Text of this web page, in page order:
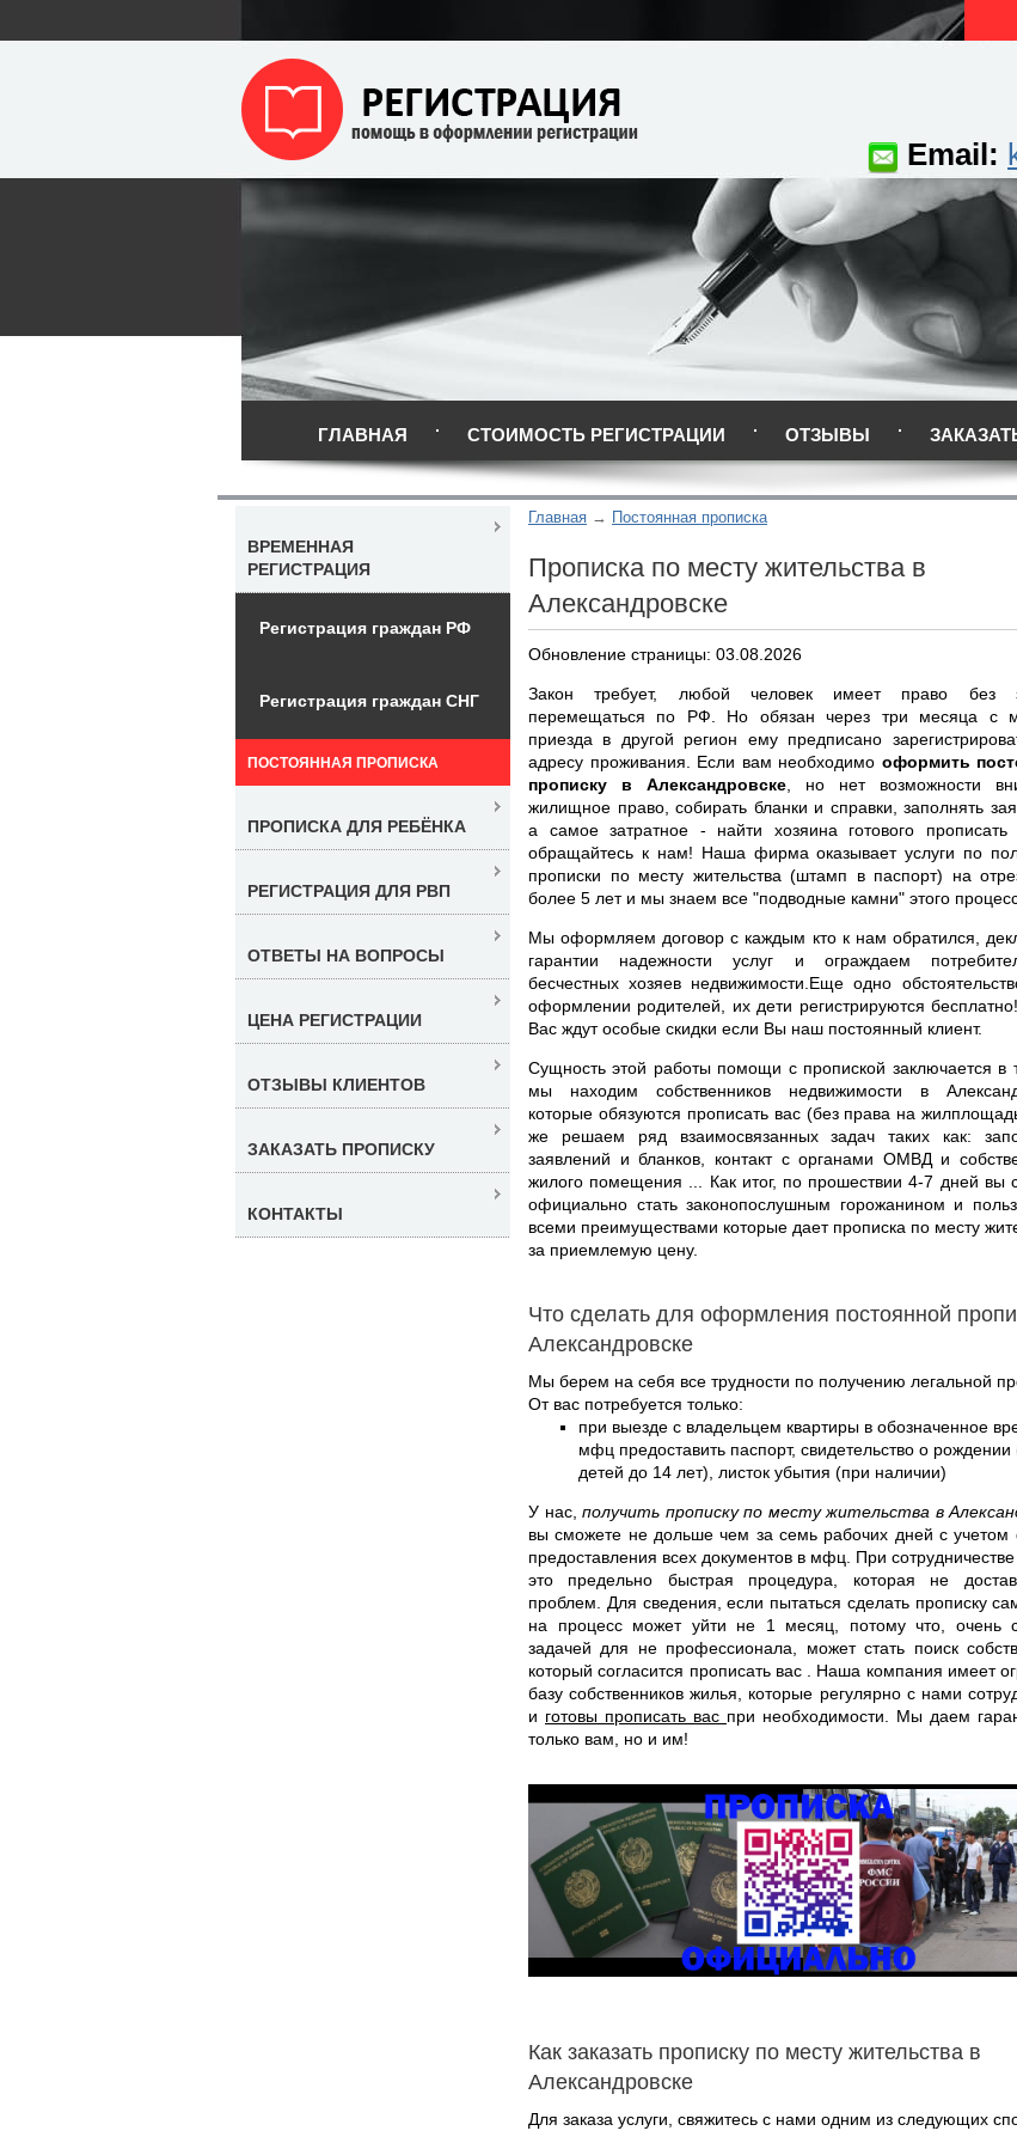
Email:
ГЛАВНАЯ СТОИМОСТЬ РЕГИСТРАЦИИ ОТЗЫВЫ
Главная Постоянная прописка
Прописка по месту жительства в
Александровске
Обновление страницы: 03.08.2026
Закон требует, любой человек имеет право без
перемещаться по РФ. Но обязан через три месяца с
приезда в другой регион ему предписано
адресу проживания. Если вам необходимо оформить
прописку в Александровске , но нет возможности
жилищное право, собирать бланки и справки, заполнять
а самое затратное - найти хозяина готового прописать
обращайтесь к нам! Наша фирма оказывает услуги по
прописки по месту жительства (штамп в паспорт) на
более 5 лет и мы знаем все "подводные камни" этого
Мы оформляем договор с каждым кто к нам обратился,
гарантии надежности услуг и ограждаем
бесчестных хозяев недвижимости.Еще одно
оформлении родителей, их дети регистрируются
Вас ждут особые скидки если Вы наш постоянный клиент.
Сущность этой работы помощи с пропиской заключается в
мы находим собственников недвижимости в
которые обязуются прописать вас (без права на
же решаем ряд взаимосвязанных задач таких как:
заявлений и бланков, контакт с органами ОМВД и
жилого помещения ... Как итог, по прошествии 4-7 дней вы
официально стать законопослушным горожанином и
всеми преимуществами которые дает прописка по месту
за приемлемую цену.
Что сделать для оформления постоянной
Александровске
Мы берем на себя все трудности по получению легальной
От вас потребуется только:
при выезде с владельцем квартиры в обозначенное
мфц предоставить паспорт, свидетельство о рождении
детей до 14 лет), листок убытия (при наличии)
У нас, получить прописку по месту жительства в
вы сможете не дольше чем за семь рабочих дней с учетом
предоставления всех документов в мфц. При сотрудничестве
это предельно быстрая процедура, которая не
проблем. Для сведения, если пытаться сделать прописку
на процесс может уйти не 1 месяц, потому что, очень
задачей для не профессионала, может стать поиск
который согласится прописать вас . Наша компания имеет
базу собственников жилья, которые регулярно с нами
и готовы прописать вас при необходимости. Мы даем
только вам, но и им!
Как заказать прописку по месту жительства в
Александровске
Для заказа услуги, свяжитесь с нами одним из следующих
ВРЕМЕННАЯ
РЕГИСТРАЦИЯ
Регистрация граждан РФ
Регистрация граждан СНГ
ПОСТОЯННАЯ ПРОПИСКА
ПРОПИСКА ДЛЯ РЕБЁНКА
РЕГИСТРАЦИЯ ДЛЯ РВП
ОТВЕТЫ НА ВОПРОСЫ
ЦЕНА РЕГИСТРАЦИИ
ОТЗЫВЫ КЛИЕНТОВ
ЗАКАЗАТЬ ПРОПИСКУ
КОНТАКТЫ